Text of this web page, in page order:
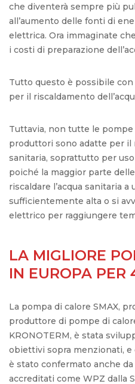
che diventerà sempre più
all’aumento delle fonti di
elettrica. Ora immaginate
i costi di preparazione
Tutto questo è possibile
per il riscaldamento
Tuttavia, non tutte le pompe
produttori sono adatte per il
sanitaria, soprattutto per
poiché la maggior parte
riscaldare l’acqua sanitaria a
sufficientemente alta o si
elettrico per raggiungere
LA MIGLIORE
IN EUROPA PER
La pompa di calore SMAX,
produttore di pompe di
KRONOTERM, è stata
obiettivi sopra menzionati, e
è stato confermato anche
accreditati come WPZ dalla